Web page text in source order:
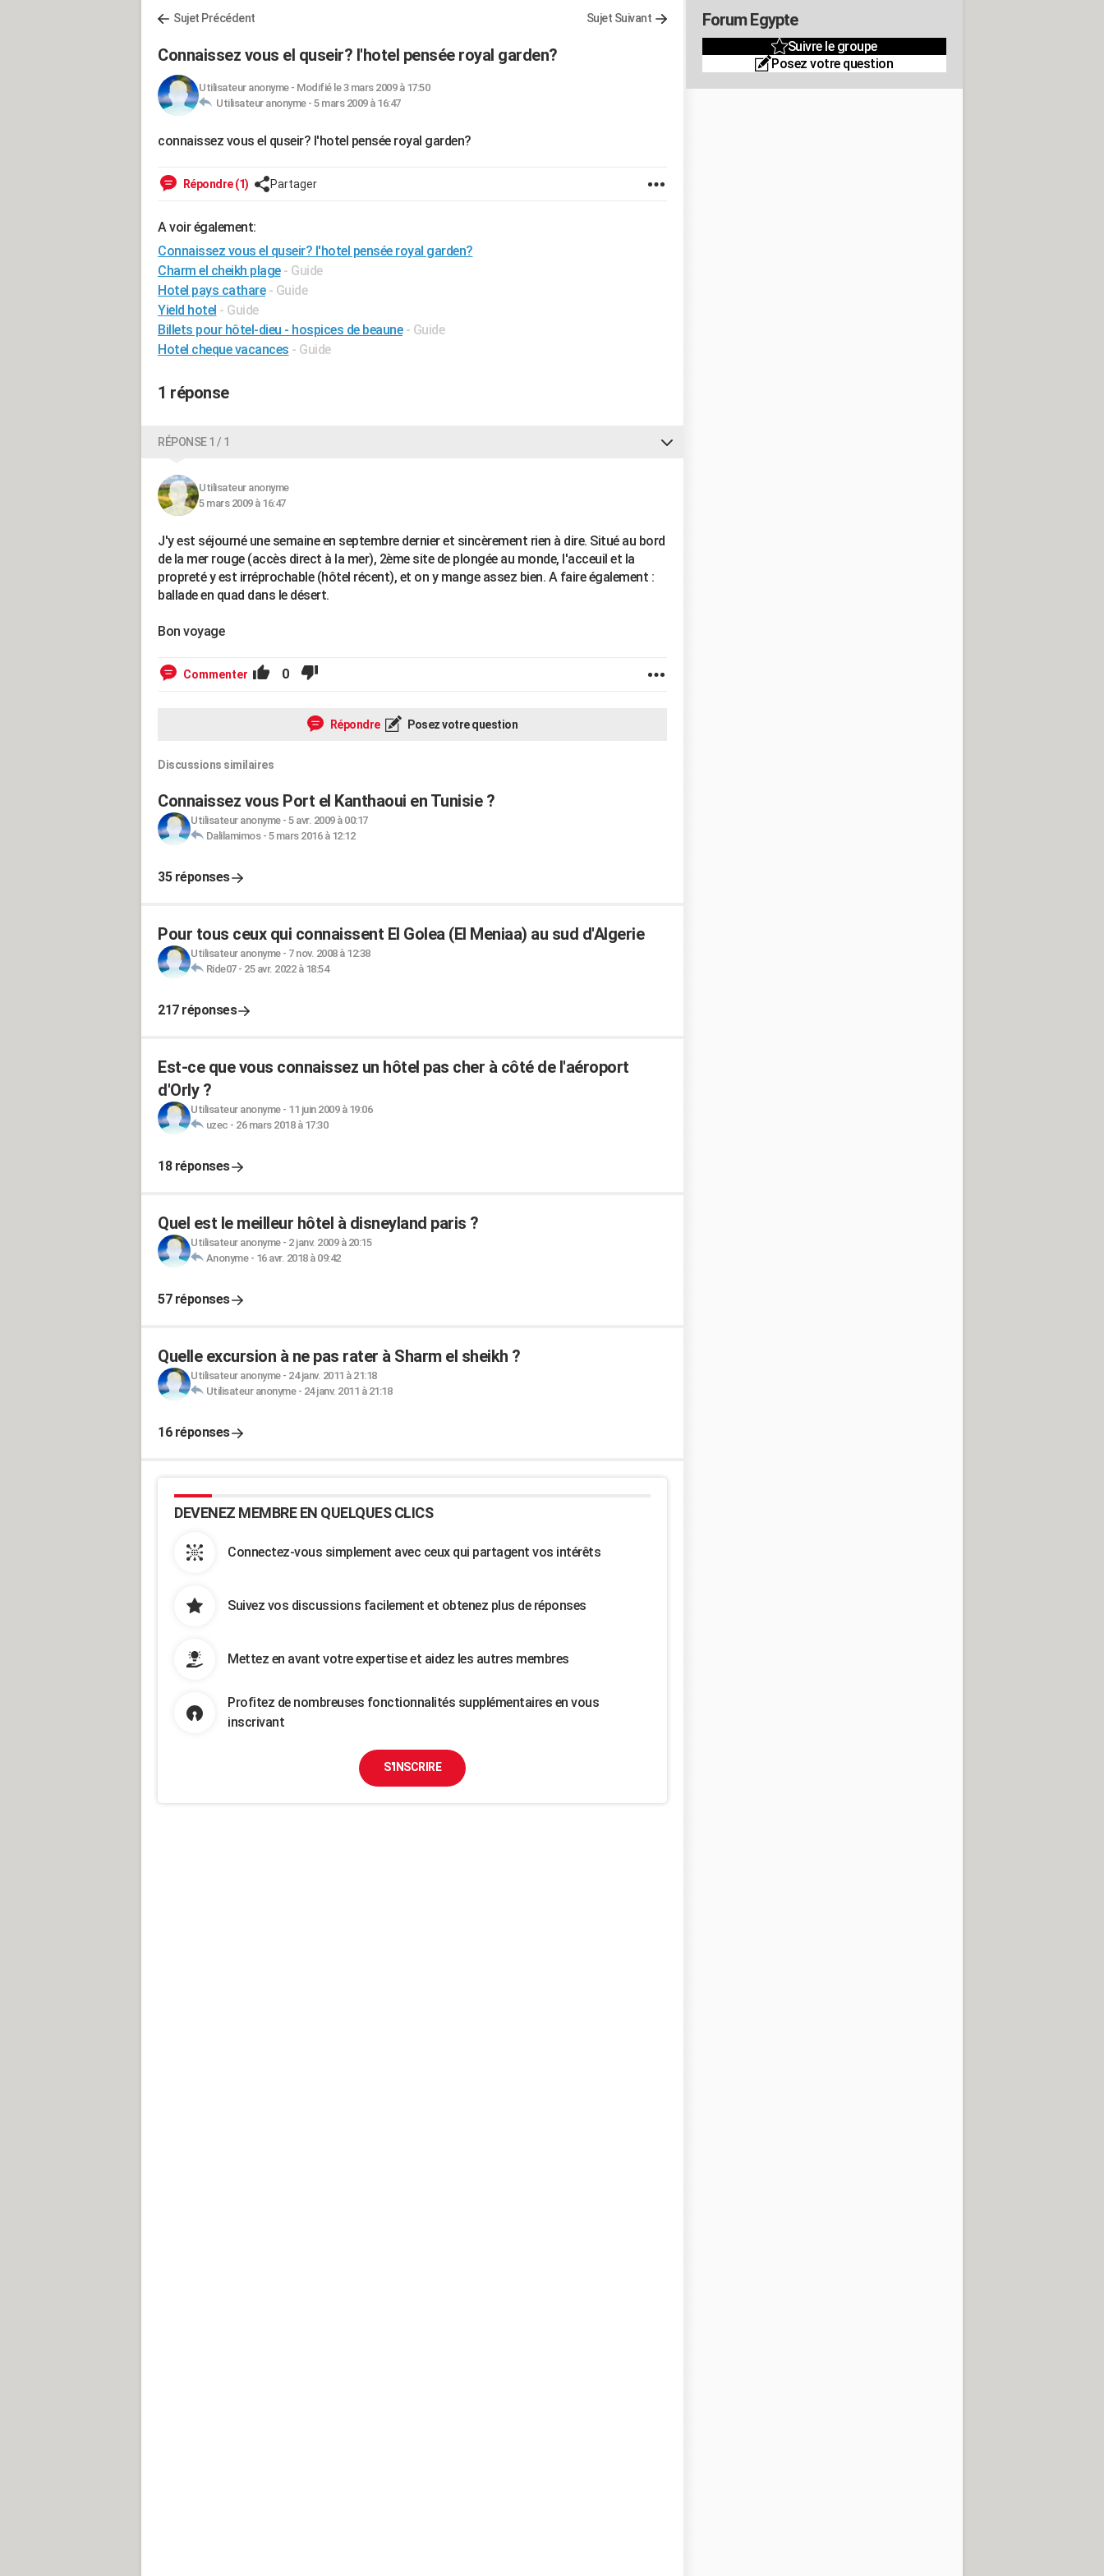
Sujet Précédent Sujet Suivant
Connaissez vous el quseir? l'hotel pensée royal garden?
Utilisateur anonyme- Modifié le 3 mars 2009 à 17:50
Utilisateur anonyme - 5 mars 2009 à 16:47
connaissez vous el quseir? l'hotel pensée royal garden?
Répondre (1) Partager
A voir également:
Connaissez vous el quseir? l'hotel pensée royal garden?
Charm el cheikh plage - Guide
Hotel pays cathare - Guide
Yield hotel - Guide
Billets pour hôtel-dieu - hospices de beaune - Guide
Hotel cheque vacances - Guide
1 réponse
RÉPONSE 1 / 1
Utilisateur anonyme
5 mars 2009 à 16:47
J'y est séjourné une semaine en septembre dernier et sincèrement rien à dire. Situé au bord
de la mer rouge (accès direct à la mer), 2ème site de plongée au monde, l'acceuil et la
propreté y est irréprochable (hôtel récent), et on y mange assez bien. A faire également :
ballade en quad dans le désert.
Bon voyage
Commenter 0
Répondre Posez votre question
Discussions similaires
Connaissez vous Port el Kanthaoui en Tunisie ?
Utilisateur anonyme- 5 avr. 2009 à 00:17
Dalilamimos- 5 mars 2016 à 12:12
35 réponses
Pour tous ceux qui connaissent El Golea (El Meniaa) au sud d'Algerie
Utilisateur anonyme- 7 nov. 2008 à 12:38
Ride07- 25 avr. 2022 à 18:54
217 réponses
Est-ce que vous connaissez un hôtel pas cher à côté de l'aéroport
d'Orly ?
Utilisateur anonyme- 11 juin 2009 à 19:06
uzec - 26 mars 2018 à 17:30
18 réponses
Quel est le meilleur hôtel à disneyland paris ?
Utilisateur anonyme- 2 janv. 2009 à 20:15
Anonyme- 16 avr. 2018 à 09:42
57 réponses
Quelle excursion à ne pas rater à Sharm el sheikh ?
Utilisateur anonyme- 24 janv. 2011 à 21:18
Utilisateur anonyme- 24 janv. 2011 à 21:18
16 réponses
DEVENEZ MEMBRE EN QUELQUES CLICS
Connectez-vous simplement avec ceux qui partagent vos intérêts
Suivez vos discussions facilement et obtenez plus de réponses
Mettez en avant votre expertise et aidez les autres membres
Profitez de nombreuses fonctionnalités supplémentaires en vous
inscrivant
S'INSCRIRE
Forum Egypte
Suivre le groupe
Posez votre question